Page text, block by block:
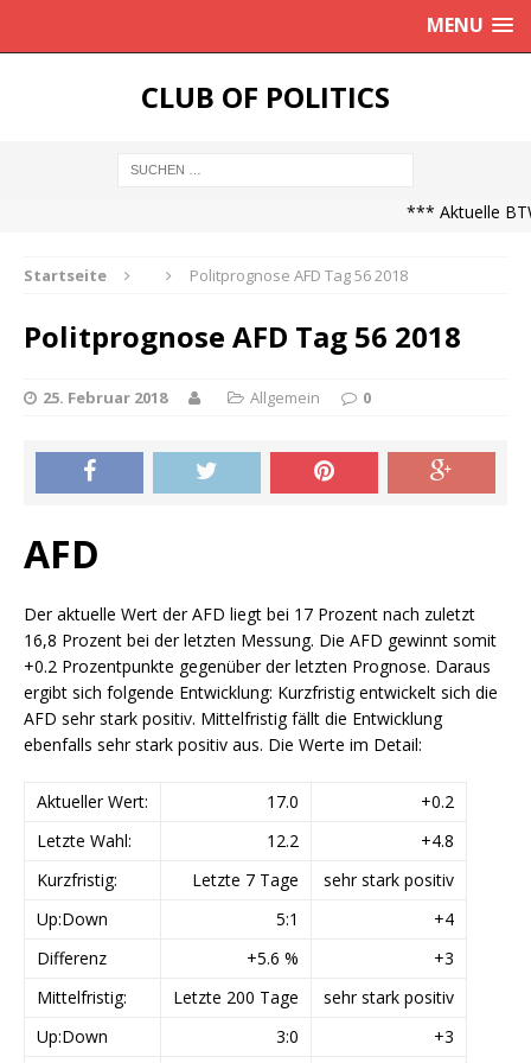
MENU
CLUB OF POLITICS
*** Aktuelle
Startseite Politprognose AFD Tag 56 2018
Politprognose AFD Tag 56 2018
25. Februar 2018 Allgemein 0
AFD
Der aktuelle Wert der AFD liegt bei 17 Prozent nach zuletzt
16,8 Prozent bei der letzten Messung. Die AFD gewinnt somit
+0.2 Prozentpunkte gegenüber der letzten Prognose. Daraus
ergibt sich folgende Entwicklung: Kurzfristig entwickelt sich die
AFD sehr stark positiv. Mittelfristig fällt die Entwicklung
ebenfalls sehr stark positiv aus. Die Werte im Detail:
Aktueller Wert: 17.0
+0.2
Letzte Wahl:
12.2
+4.8
Kurzfristig:
Letzte 7 Tage
sehr stark positiv
Up:Down
5:1
+4
Differenz
+5.6 %
+3
Mittelfristig:
Letzte 200 Tage
sehr stark positiv
Up:Down
3:0 +3